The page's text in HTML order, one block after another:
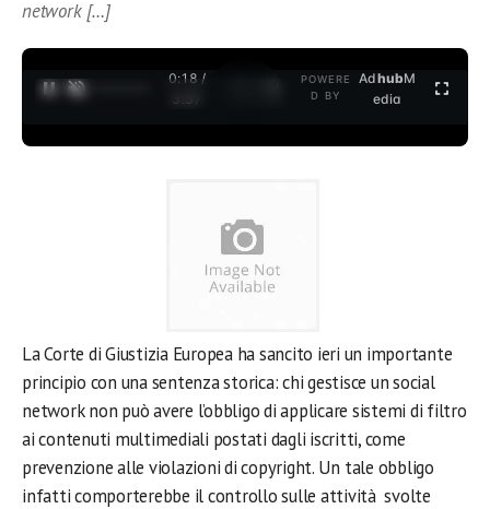
network […]
0:18 /
3:37
POWERE
D BY
AdhubM
edia
La Corte di Giustizia Europea ha sancito ieri un importante
principio con una sentenza storica: chi gestisce un social
network non può avere l’obbligo di applicare sistemi di filtro
ai contenuti multimediali postati dagli iscritti, come
prevenzione alle violazioni di copyright. Un tale obbligo
infatti comporterebbe il controllo sulle attività svolte